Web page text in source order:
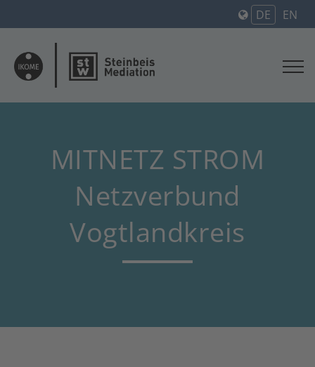
DE EN
MITNETZ STROM
Netzverbund
Vogtlandkreis